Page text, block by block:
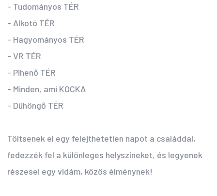
- Tudományos TÉR
- Alkotó TÉR
- Hagyományos TÉR
- VR TÉR
- Pihenő TÉR
- Minden, ami KOCKA
- Dühöngő TÉR
Töltsenek el egy felejthetetlen napot a családdal,
fedezzék fel a különleges helyszíneket, és legyenek
részesei egy vidám, közös élménynek!